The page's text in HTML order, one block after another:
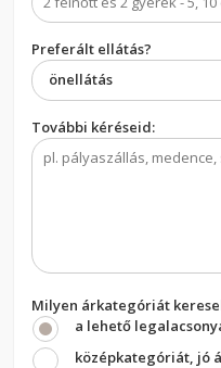
Preferált ellátás?
önellátás
További kéréseid:
Milyen árkategóriát
a lehető
középkategóriát, jó